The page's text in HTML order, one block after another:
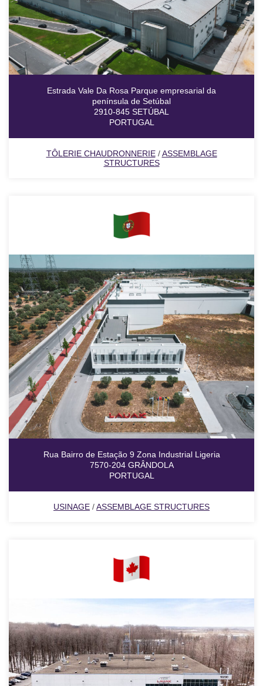
Estrada Vale Da Rosa Parque empresarial da
península de Setúbal
2910-845 SETÚBAL
PORTUGAL
TÔLERIE CHAUDRONNERIE/ASSEMBLAGE
STRUCTURES
Rua Bairro de Estação 9 Zona Industrial Ligeria
7570-204 GRÂNDOLA
PORTUGAL
USINAGE /ASSEMBLAGE STRUCTURES